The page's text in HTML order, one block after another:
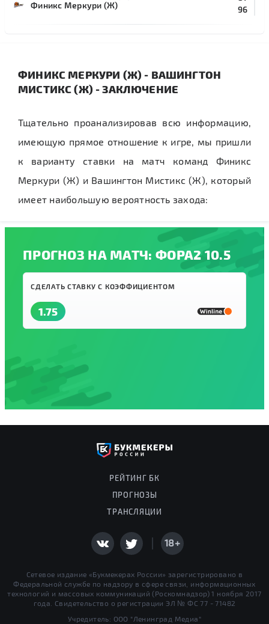
96
Финикс Меркури (Ж)
ФИНИКС МЕРКУРИ (Ж) - ВАШИНГТОН
МИСТИКС (Ж) - ЗАКЛЮЧЕНИЕ
Тщательно проанализировав всю информацию,
имеющую прямое отношение к игре, мы пришли
к варианту ставки на матч команд Финикс
Меркури (Ж) и Вашингтон Мистикс (Ж), который
имеет наибольшую вероятность захода:
ПРОГНОЗ НА МАТЧ: ФОРА2 10.5
СДЕЛАТЬ СТАВКУ С КОЭФФИЦИЕНТОМ
1.75
РЕЙТИНГ БК
ПРОГНОЗЫ
ТРАНСЛЯЦИИ
18+
Сетевое издание «Букмекерах России» зарегистрировано в
Федеральной службе по надзору в сфере связи, информационных
технологий и массовых коммуникаций (Роскомнадзор) 1 ноября 2017
года. Свидетельство о регистрации ЭЛ № ФС 77 - 71482
Учредитель: ООО "Ленинград Медиа"